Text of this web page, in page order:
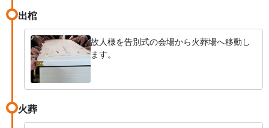
出棺
故人様を告別式の会場から火葬場へ移動し
ます。
火葬